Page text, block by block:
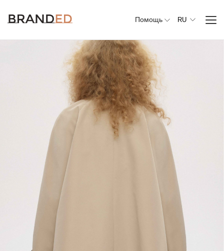
Помощь RU
Джемперы,
свитеры и
кардиганы
Комплекты и
повседневные
костюмы
Спортивные
костюмы